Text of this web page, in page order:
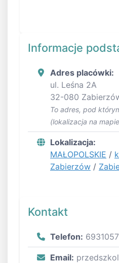
Informacje
Adres placówki:
ul. Leśna 2A
32-080
To adres, pod
(lokalizacja na
Lokalizacja:
MAŁOPOLSKIE /
Zabierzów /
Kontakt
Telefon:
Email: